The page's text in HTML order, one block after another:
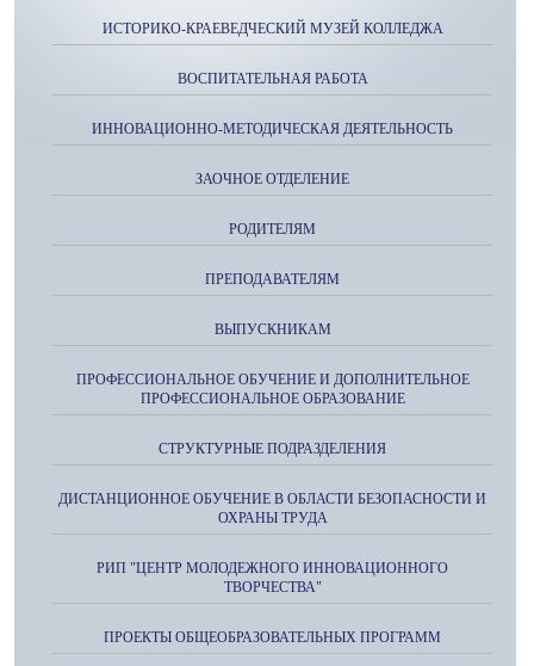
ИСТОРИКО-КРАЕВЕДЧЕСКИЙ МУЗЕЙ КОЛЛЕДЖА
ВОСПИТАТЕЛЬНАЯ РАБОТА
ИННОВАЦИОННО-МЕТОДИЧЕСКАЯ ДЕЯТЕЛЬНОСТЬ
ЗАОЧНОЕ ОТДЕЛЕНИЕ
РОДИТЕЛЯМ
ПРЕПОДАВАТЕЛЯМ
ВЫПУСКНИКАМ
ПРОФЕССИОНАЛЬНОЕ ОБУЧЕНИЕ И ДОПОЛНИТЕЛЬНОЕ
ПРОФЕССИОНАЛЬНОЕ ОБРАЗОВАНИЕ
СТРУКТУРНЫЕ ПОДРАЗДЕЛЕНИЯ
ДИСТАНЦИОННОЕ ОБУЧЕНИЕ В ОБЛАСТИ БЕЗОПАСНОСТИ И
ОХРАНЫ ТРУДА
РИП "ЦЕНТР МОЛОДЕЖНОГО ИННОВАЦИОННОГО
ТВОРЧЕСТВА"
ПРОЕКТЫ ОБЩЕОБРАЗОВАТЕЛЬНЫХ ПРОГРАММ